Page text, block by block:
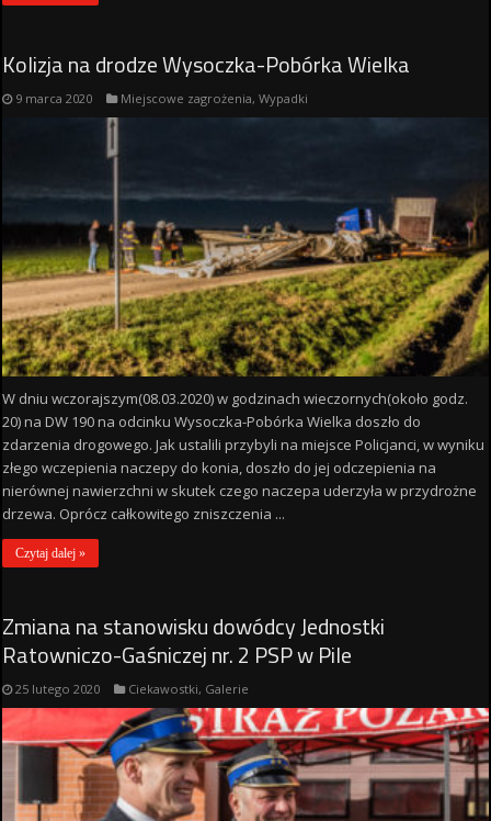
Kolizja na drodze Wysoczka-Pobórka Wielka
9 marca 2020 Miejscowe zagrożenia,Wypadki
W dniu wczorajszym(08.03.2020) w godzinach wieczornych(około godz.
20) na DW 190 na odcinku Wysoczka-Pobórka Wielka doszło do
zdarzenia drogowego. Jak ustalili przybyli na miejsce Policjanci, w wyniku
złego wczepienia naczepy do konia, doszło do jej odczepienia na
nierównej nawierzchni w skutek czego naczepa uderzyła w przydrożne
drzewa. Oprócz całkowitego zniszczenia ...
Czytaj dalej »
Zmiana na stanowisku dowódcy Jednostki
Ratowniczo-Gaśniczej nr. 2 PSP w Pile
25 lutego 2020 Ciekawostki, Galerie